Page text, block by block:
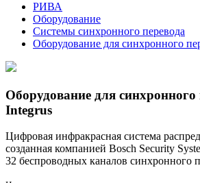
РИВА
Оборудование
Системы синхронного перевода
Оборудование для синхронного
Оборудование для синхронного
Integrus
Цифровая инфракрасная система
созданная компанией Bosch Security
32 беспроводных каналов синхронного